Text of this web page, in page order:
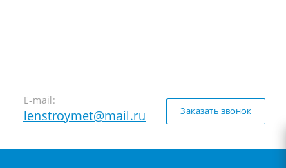
E-mail:
lenstroymet@mail.ru Заказать звонок